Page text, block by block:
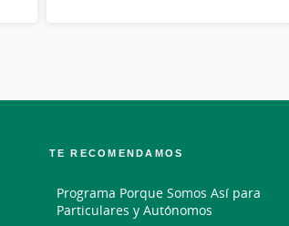
TE RECOMENDAMOS
Programa Porque Somos Así para
Particulares y Autónomos